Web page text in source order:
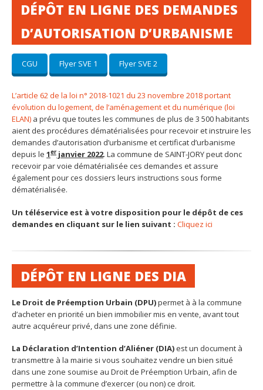
DÉPÔT EN LIGNE DES DEMANDES
D’AUTORISATION D’URBANISME
CGU Flyer SVE 1 Flyer SVE 2
L’article 62 de la loi n° 2018-1021 du 23 novembre 2018 portant
évolution du logement, de l’aménagement et du numérique (loi
ELAN) a prévu que toutes les communes de plus de 3 500 habitants
aient des procédures dématérialisées pour recevoir et instruire les
demandes d’autorisation d’urbanisme et certificat d’urbanisme
depuis le 1er janvier 2022. La commune de SAINT-JORY peut donc
recevoir par voie dématérialisée ces demandes et assure
également pour ces dossiers leurs instructions sous forme
dématérialisée.
Un téléservice est à votre disposition pour le dépôt de ces
demandes en cliquant sur le lien suivant : Cliquez ici
DÉPÔT EN LIGNE DES DIA
Le Droit de Préemption Urbain (DPU)permet à à la commune
d’acheter en priorité un bien immobilier mis en vente, avant tout
autre acquéreur privé, dans une zone définie.
La Déclaration d’Intention d’Aliéner (DIA) est un document à
transmettre à la mairie si vous souhaitez vendre un bien situé
dans une zone soumise au Droit de Préemption Urbain, afin de
permettre à la commune d’exercer (ou non) ce droit.